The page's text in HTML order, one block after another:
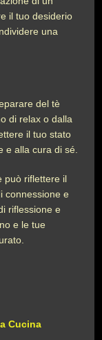
il tuo desiderio
una
del tè
di relax o dalla
il tuo stato
e alla cura di sé.
può riflettere il
connessione e
riflessione e
e le tue
Cucina